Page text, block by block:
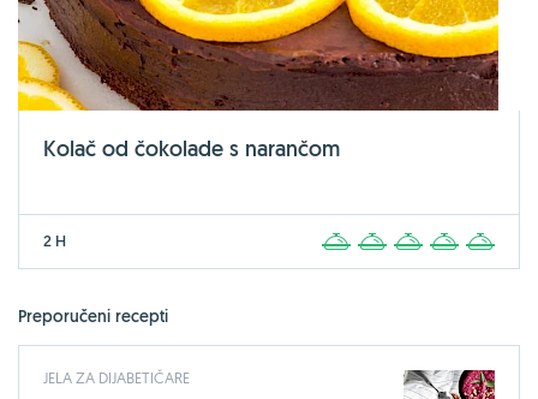
Kolač od čokolade s narančom
2 H 2 3 4
Preporučeni recepti
JELA ZA DIJABETIČARE